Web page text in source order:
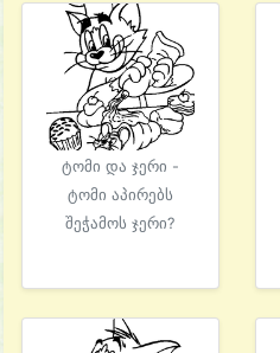
ტომი და ჯერი -
ტომი აპირებს
შეჭამოს ჯერი?